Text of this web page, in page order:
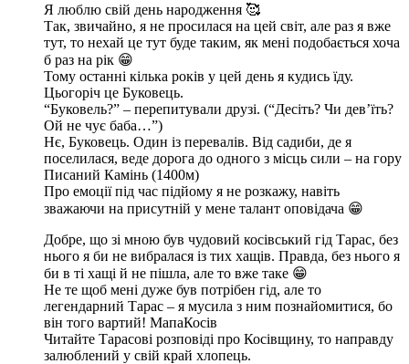
Я люблю свій день народження 🥰
Так, звичайно, я не просилася на цей світ, але раз я вже
тут, то нехай це тут буде таким, як мені подобається хоча
б раз на рік 😁
Тому останні кілька років у цей день я кудись їду.
Цьогоріч це Буковець.
“Буковель?” – перепитували друзі. (“Десіть? Чи дев’їть?
Ой не чує баба…”)
Нє, Буковець. Один із перевалів. Від садиби, де я
поселилася, веде дорога до одного з місць сили – на гору
Писаний Камінь (1400м)
Про емоції під час підйому я не розкажу, навіть
зважаючи на присутній у мене талант оповідача 😁
Добре, що зі мною був чудовий косівський гід Тарас, без
нього я би не вибралася із тих хащів. Правда, без нього я
би в ті хащі й не пішла, але то вже таке 😁
Не те щоб мені дуже був потрібен гід, але то
легендарний Тарас – я мусила з ним познайомитися, бо
він того вартий! МапаКосів
Читайте Тарасові розповіді про Косівщину, то направду
залюблений у свій край хлопець.